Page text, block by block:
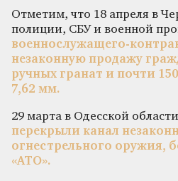
Отметим, что 18 апреля в
полиции, СБУ и военной
военнослужащего-
незаконную продажу
ручных гранат и почти
7,62 мм.
29 марта в Одесской области
перекрыли канал
огнестрельного оружия,
«АТО».